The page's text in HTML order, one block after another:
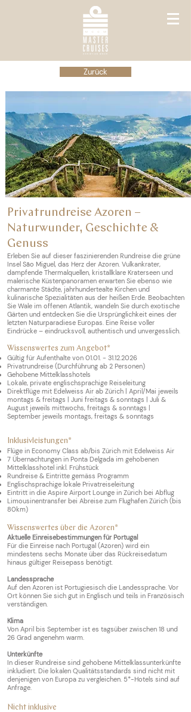
Zurück
Privatrundreise Azoren –
Naturwunder, Geschichte &
Genuss
Erleben Sie auf dieser faszinierenden Rundreise die grüne
Insel São Miguel, das Herz der Azoren. Vulkankrater,
dampfende Thermalquellen, kristallklare Kraterseen und
malerische Küstenpanoramen erwarten Sie ebenso wie
charmante Städte, jahrhundertealte Kirchen und
kulinarische Spezialitäten aus der heißen Erde. Beobachten
Sie Wale im offenen Atlantik, wandeln Sie durch exotische
Gärten und entdecken Sie die Ursprünglichkeit eines der
letzten Naturparadiese Europas. Eine Reise voller
Eindrücke – eindrucksvoll, authentisch und unvergesslich.
Wissenswertes zum Angebot*
Gültig für Aufenthalte von 01.01. - 31.12.2026
Privatrundreise (Durchführung ab 2 Personen)
Gehobene Mittelklasshotels
Lokale, private englischsprachige Reiseleitung
Direktflüge mit Edelweiss Air ab Zürich | April/Mai jeweils
montags & freitags | Juni freitags & sonntags | Juli &
August jeweils mittwochs, freitags & sonntags |
September jeweils montags, freitags & sonntags
Inklusivleistungen*
Flüge in Economy Class ab/bis Zürich mit Edelweiss Air
7 Übernachtungen in Ponta Delgada im gehobenen
Mittelklasshotel inkl. Frühstück
Rundreise & Eintritte gemäss Programm
Englischsprachige lokale Privatreiseleitung
Eintritt in die Aspire Airport Lounge in Zürich bei Abflug
Limousinentransfer bei Abreise zum Flughafen Zürich (bis
80km)
Wissenswertes über die Azoren*
Aktuelle Einreisebestimmungen für Portugal
Für die Einreise nach Portugal (Azoren) wird ein
mindestens sechs Monate über das Rückreisedatum
hinaus gültiger Reisepass benötigt.
Landessprache
Auf den Azoren ist Portugiesisch die Landessprache. Vor
Ort können Sie sich gut in Englisch und teils in Französisch
verständigen.
Klima
Von April bis September ist es tagsüber zwischen 18 und
26 Grad angenehm warm.
Unterkünfte
In dieser Rundreise sind gehobene Mittelklassunterkünfte
inkludiert. Die lokalen Qualitätsstandards sind nicht mit
denjenigen von Europa zu vergleichen. 5*-Hotels sind auf
Anfrage.
Nicht inklusive